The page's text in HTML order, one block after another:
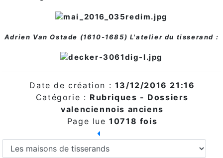
Adrien Van Ostade (1610-1685) L'atelier du tisserand :
Date de création : 13/12/2016 21:16
Catégorie : Rubriques - Dossiers
valenciennois anciens
Page lue10718 fois